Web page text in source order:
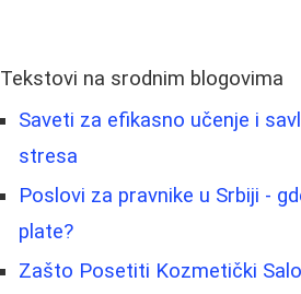
Tekstovi na srodnim blogovima
Saveti za efikasno učenje i
stresa
Poslovi za pravnike u Srbiji -
plate?
Zašto Posetiti Kozmetički